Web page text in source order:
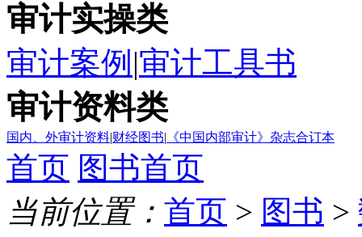
审计实操类
审计案例 |审计工具书
审计资料类
国内、外审计资料|财经图书| 《中国内部审计》杂志合订本
首页 图书首页
当前位置： 首页 > 图书 >